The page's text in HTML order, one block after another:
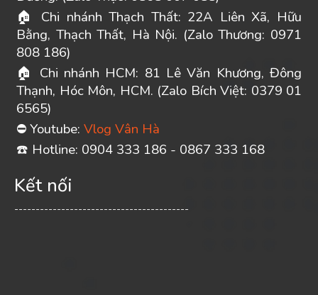
🏠 Chi nhánh Thạch Thất: 22A Liên Xã, Hữu
Bằng, Thạch Thất, Hà Nội. (Zalo Thương: 0971
808 186)
🏠
Chi nhánh HCM: 81 Lê Văn Khương, Đông
Thạnh, Hóc Môn, HCM. (Zalo Bích Việt: 0379 01
6565)
⛔ Youtube: Vlog Vân Hà
☎ ️ Hotline: 0904 333 186 - 0867 333 168
Kết nối
-----------------------------------------